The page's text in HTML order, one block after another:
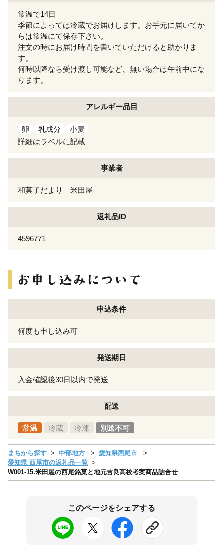
常温で14日
季節によっては冷蔵でお届けします。お手元に届いてか
らは常温にて保存下さい。
注文の時にお届け時間を書いていただけると助かりま
す。
何時以降なら受け渡し可能など、無い場合は午前中にな
ります。
アレルギー品目
卵 乳成分
小麦
詳細はラベルに記載
事業者
和菓子だより 米田屋
返礼品ID
4596771
申込条件
何度も申し込み可
発送期日
入金確認後30日以内で発送
配送
常温 冷蔵 冷凍 別送不可
まちから探す 中部地方
愛知県西尾市
愛知県 西尾市の返礼品一覧
W001-15.米田屋の西尾銘菓と地元吉良高校考案商品詰合せ
このページをシェアする